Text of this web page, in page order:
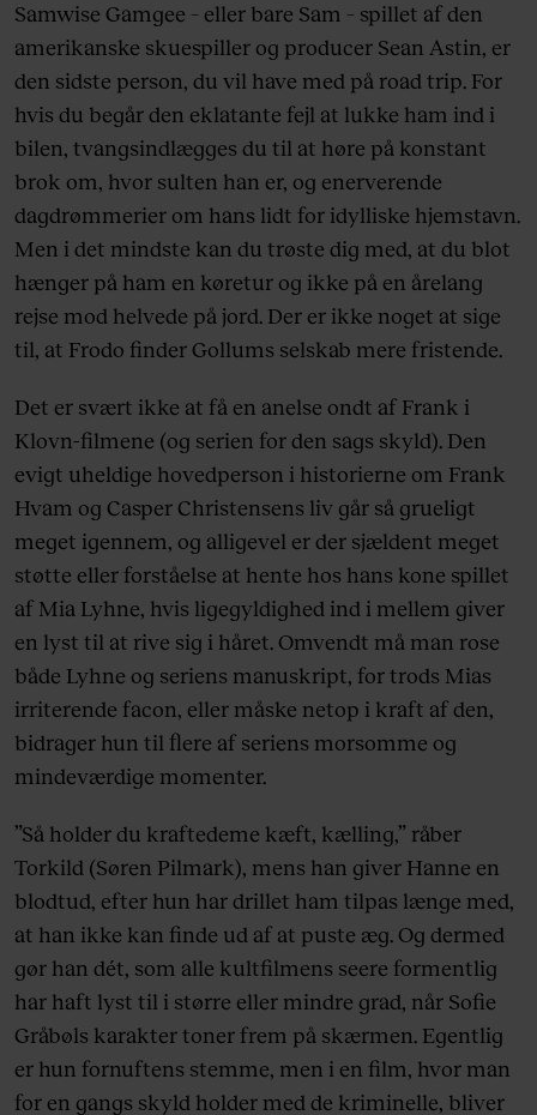
Samwise Gamgee – eller bare Sam – spillet af den
amerikanske skuespiller og producer Sean Astin, er
den sidste person, du vil have med på road trip. For
hvis du begår den eklatante fejl at lukke ham ind i
bilen, tvangsindlægges du til at høre på konstant
brok om, hvor sulten han er, og enerverende
dagdrømmerier om hans lidt for idylliske hjemstavn.
Men i det mindste kan du trøste dig med, at du blot
hænger på ham en køretur og ikke på en årelang
rejse mod helvede på jord. Der er ikke noget at sige
til, at Frodo finder Gollums selskab mere fristende.
Det er svært ikke at få en anelse ondt af Frank i
Klovn-filmene (og serien for den sags skyld). Den
evigt uheldige hovedperson i historierne om Frank
Hvam og Casper Christensens liv går så grueligt
meget igennem, og alligevel er der sjældent meget
støtte eller forståelse at hente hos hans kone spillet
af Mia Lyhne, hvis ligegyldighed ind i mellem giver
en lyst til at rive sig i håret. Omvendt må man rose
både Lyhne og seriens manuskript, for trods Mias
irriterende facon, eller måske netop i kraft af den,
bidrager hun til flere af seriens morsomme og
mindeværdige momenter.
”Så holder du kraftedeme kæft, kælling,” råber
Torkild (Søren Pilmark), mens han giver Hanne en
blodtud, efter hun har drillet ham tilpas længe med,
at han ikke kan finde ud af at puste æg. Og dermed
gør han dét, som alle kultfilmens seere formentlig
har haft lyst til i større eller mindre grad, når Sofie
Gråbøls karakter toner frem på skærmen. Egentlig
er hun fornuftens stemme, men i en film, hvor man
for en gangs skyld holder med de kriminelle, bliver